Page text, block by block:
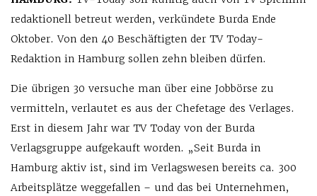
redaktionell betreut werden, verkündete Burda Ende
Oktober. Von den 40 Beschäftigten der TV Today-
Redaktion in Hamburg sollen zehn bleiben dürfen.
Die übrigen 30 versuche man über eine Jobbörse zu
vermitteln, verlautet es aus der Chefetage des Verlages.
Erst in diesem Jahr war TV Today von der Burda
Verlagsgruppe aufgekauft worden. „Seit Burda in
Hamburg aktiv ist, sind im Verlags­wesen bereits ca. 300
Arbeitsplätze weg­gefallen – und das bei Unternehmen,